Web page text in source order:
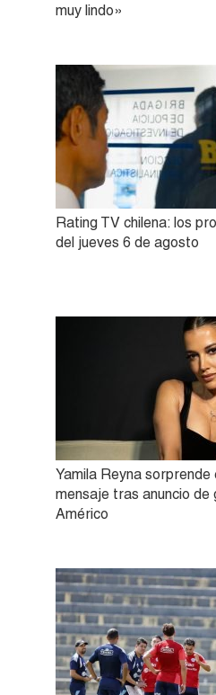
muy lindo»
Rating TV chilena: los
del jueves 6 de agosto
Yamila Reyna sorprende
mensaje tras anuncio de
Américo